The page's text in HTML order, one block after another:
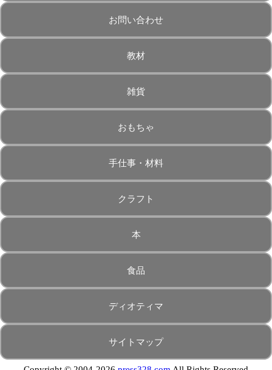
お問い合わせ
教材
雑貨
おもちゃ
手仕事・材料
クラフト
本
食品
ディオティマ
サイトマップ